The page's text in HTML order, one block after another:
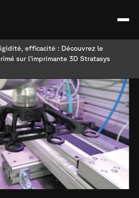
efficacité : Découvrez le
sur l’imprimante 3D Stratasys